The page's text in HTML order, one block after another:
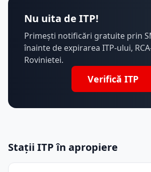
Nu uita de ITP!
Primești notificări gratuite prin
înainte de expirarea ITP-ului,
Rovinietei.
Verifică ITP
Stații ITP în apropiere